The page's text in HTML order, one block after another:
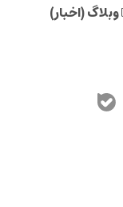
وبلاگ (اخبار)